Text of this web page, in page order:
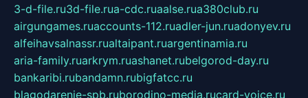
3-d-file.ru3d-file.rua-cdc.ruaalse.rua380club.ru
airgungames.ruaccounts-112.ruadler-jun.ruadonyev.ru
alfeihavsalnassr.rualtaipant.ruargentinamia.ru
aria-family.ruarkrym.ruashanet.rubelgorod-day.ru
bankaribi.rubandamn.rubigfatcc.ru
blagodarenie-spb.ruborodino-media.rucard-voice.ru